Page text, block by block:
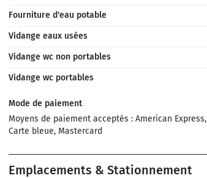
Fourniture d'eau potable
Vidange eaux usées
Vidange wc non portables
Vidange wc portables
Mode de paiement
Moyens de paiement acceptés : American Express,
Carte bleue, Mastercard
Emplacements & Stationnement